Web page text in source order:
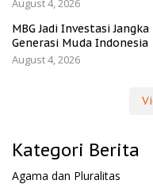
August 4, 2026
MBG Jadi Investasi
Generasi Muda Indonesia
August 4, 2026
Kategori Berita
Agama dan Pluralitas